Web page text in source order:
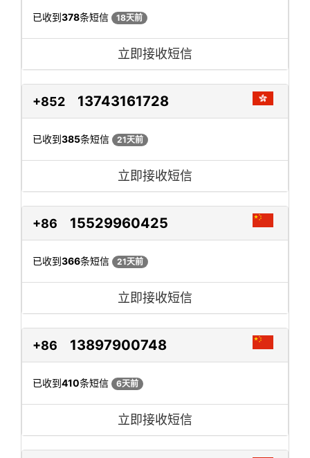
已收到378条短信 18天前
立即接收短信
+852 13743161728
已收到385条短信 21天前
立即接收短信
+86 15529960425
已收到366条短信 21天前
立即接收短信
+86 13897900748
已收到410条短信 6天前
立即接收短信